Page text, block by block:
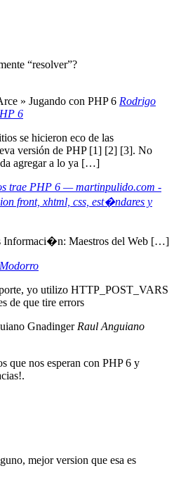
“resolver”?
Rodrigo
6
se hicieron eco de las
versión de PHP [1] [2] [3]. No
agregar a lo ya […]
trae PHP 6 — martinpulido.com -
front, xhtml, css, est�ndares y
Maestros del Web […]
Modorro
yo utilizo HTTP_POST_VARS
de que tire errors
Raul Anguiano
que nos esperan con PHP 6 y
mejor version que esa es